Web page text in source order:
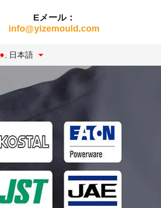
Eメール：
info@yizemould.com
日本語